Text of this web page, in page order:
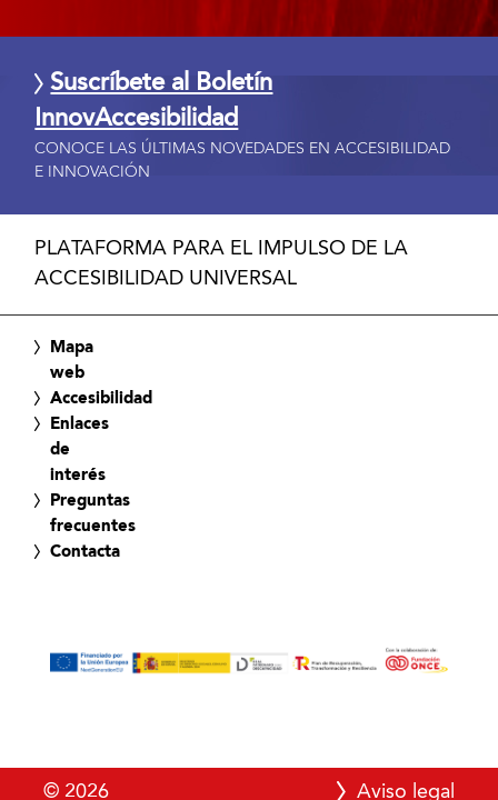
Suscríbete al Boletín
InnovAccesibilidad
CONOCE LAS ÚLTIMAS NOVEDADES EN ACCESIBILIDAD
E INNOVACIÓN
PLATAFORMA PARA EL IMPULSO DE LA
ACCESIBILIDAD UNIVERSAL
Mapa
web
Accesibilidad
Enlaces
de
interés
Preguntas
frecuentes
Contacta
© 2026 Aviso legal